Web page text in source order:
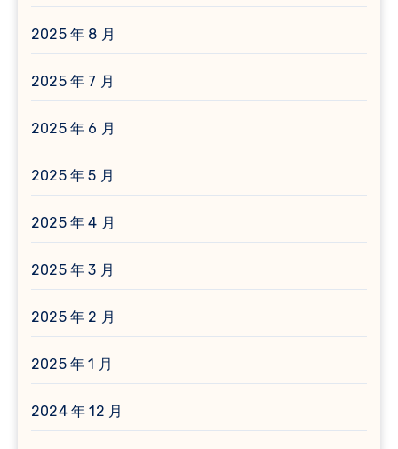
2025 年 8 月
2025 年 7 月
2025 年 6 月
2025 年 5 月
2025 年 4 月
2025 年 3 月
2025 年 2 月
2025 年 1 月
2024 年 12 月